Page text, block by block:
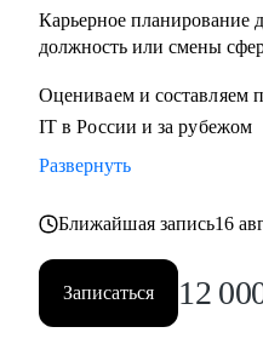
Карьерное планирование
должность или смены
Оцениваем и составляем
IT в России и за рубежом
Развернуть
Ближайшая запись16
Записаться 12